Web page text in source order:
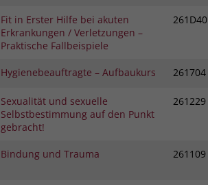
Fit in Erster Hilfe bei akuten
Erkrankungen / Verletzungen –
Praktische Fallbeispiele
261D40
Hygienebeauftragte – Aufbaukurs 261704
Sexualität und sexuelle
Selbstbestimmung auf den Punkt
gebracht!
261229
Bindung und Trauma 261109